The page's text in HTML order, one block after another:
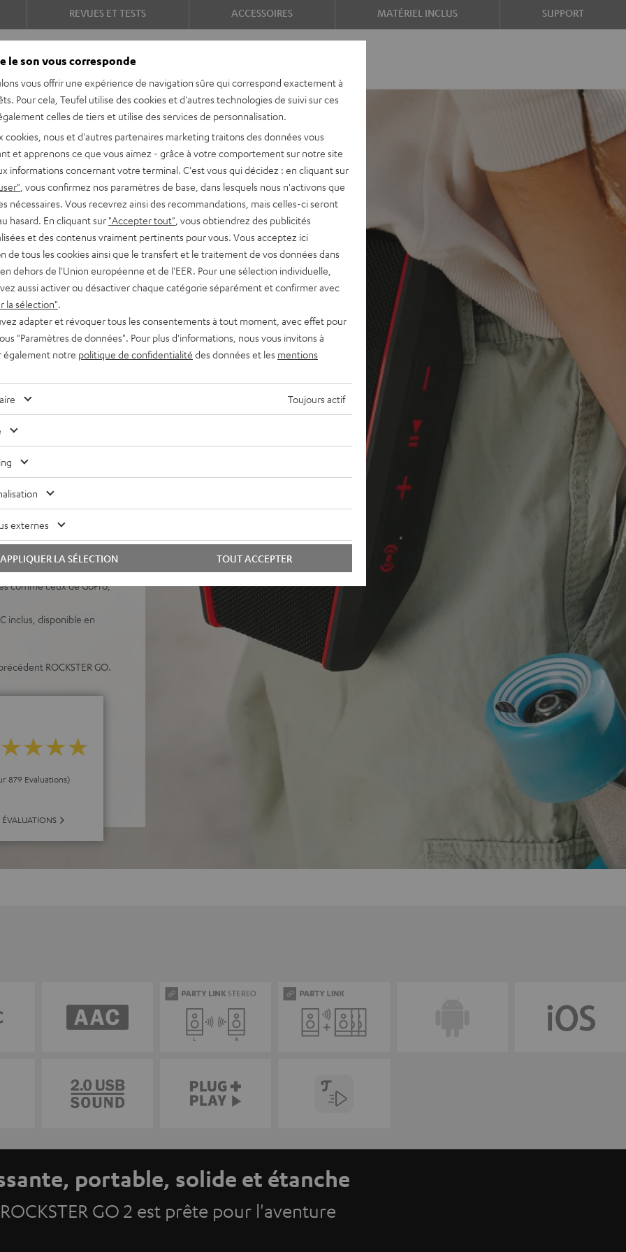
REVUES ET TESTS ACCESSOIRES MATÉRIEL INCLUS SUPPORT
compacte et robuste,
avec des basses
sa certification IP67.
autonomie et
pour toutes les
et l’eau, même en
dans toutes les
mode Eco, vous profitez
câble USB-C.
et d'une
une technologie
Teufel Go.
grâce à la
audio en stéréo
un streaming musical
et profitez d’une
permet une lecture fluide
LED pour le niveau de
comme ceux de GoPro,
inclus, disponible en
ROCKSTER GO.
879 Evaluations)
ÉVALUATIONS
portable, solide et étanche
GO 2 est prête pour l'aventure
le son vous corresponde
vous offrir une expérience de navigation sûre qui correspond exactement à
Pour cela, Teufel utilise des cookies et d'autres technologies de suivi sur ces
celles de tiers et utilise des services de personnalisation.
cookies, nous et d'autres partenaires marketing traitons des données vous
et apprenons ce que vous aimez - grâce à votre comportement sur notre site
informations concernant votre terminal. C'est vous qui décidez : en cliquant sur
, vous confirmez nos paramètres de base, dans lesquels nous n'activons que
nécessaires. Vous recevrez ainsi des recommandations, mais celles-ci seront
hasard. En cliquant sur "Accepter tout" , vous obtiendrez des publicités
et des contenus vraiment pertinents pour vous. Vous acceptez ici
de tous les cookies ainsi que le transfert et le traitement de vos données dans
dehors de l'Union européenne et de l'EER. Pour une sélection individuelle,
aussi activer ou désactiver chaque catégorie séparément et confirmer avec
la sélection"
adapter et révoquer tous les consentements à tout moment, avec effet pour
"Paramètres de données". Pour plus d'informations, nous vous invitons à
également notre politique de confidentialité des données et les mentions
Toujours actif
externes
TOUT ACCEPTER
APPLIQUER LA SÉLECTION